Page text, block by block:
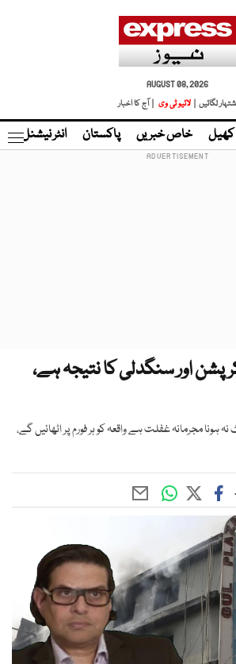
AUGUST 08, 2026
لگائیں |
لائیو ٹی وی | آج کا اخبار
کھیل خاص خبریں پاکستان انٹر نیشنل
اور سنگدلی کا نتیجہ ہے،
ہونا مجرمانہ غفلت ہے واقعہ کو ہر فورم پر اٹھائیں گے،